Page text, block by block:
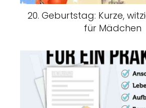
20. Geburtstag: Kurze,
für Mädchen